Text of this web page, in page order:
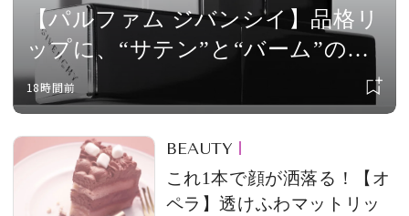
【パルファム ジバンシイ】品格リ
ップに、“サテン”と“バーム”の新
アイコン。クチュール オブジェの
ようなケースにも惚れ惚れ
18時間前
BEAUTY
これ1本で顔が洒落る！【オ
ペラ】透けふわマットリッ